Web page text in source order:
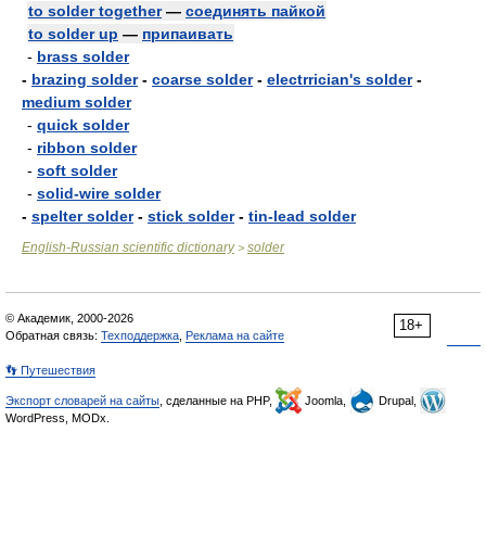
to solder together— соединять пайкой
to solder up — припаивать
- brass solder
- brazing solder- coarse solder- electrrician's solder-
medium solder
- quick solder
- ribbon solder
- soft solder
- solid-wire solder
- spelter solder- stick solder- tin-lead solder
English-Russian scientific dictionary> solder
18+
© Академик, 2000-2026
Обратная связь: Техподдержка Реклама на сайте
👣 Путешествия
Экспорт словарей на сайты , сделанные на PHP, Joomla,
Drupal,
WordPress, MODx.